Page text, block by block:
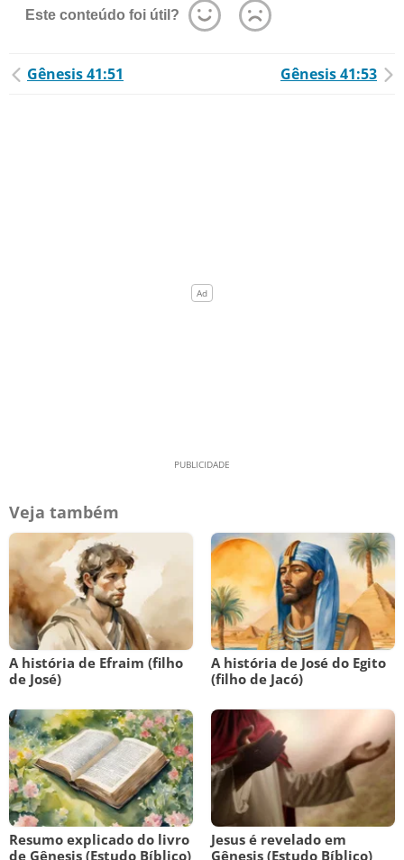
Este conteúdo foi útil?
Gênesis 41:51 Gênesis 41:53
Veja também
A história de Efraim (filho
de José)
A história de José do Egito
(filho de Jacó)
Resumo explicado do livro
de Gênesis (Estudo Bíblico)
Jesus é revelado em
Gênesis (Estudo Bíblico)